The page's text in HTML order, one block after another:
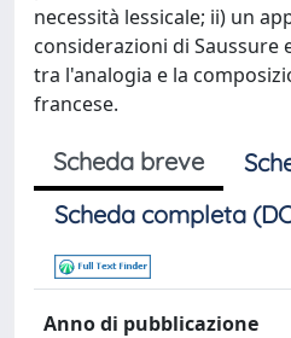
necessità lessicale; ii) un
considerazioni di Saussure
tra l'analogia e la
francese.
Scheda breve
Scheda completa
Anno di pubblicazione